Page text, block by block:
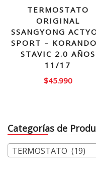
TERMOSTATO
ORIGINAL
SSANGYONG
SPORT –
STAVIC 2.0 AÑOS
11/17
$45.990
Categorías de
TERMOSTATO (19)